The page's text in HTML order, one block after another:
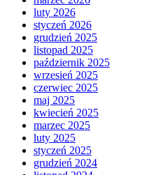
luty 2026
styczeń 2026
grudzień 2025
listopad 2025
październik 2025
wrzesień 2025
czerwiec 2025
maj 2025
kwiecień 2025
marzec 2025
luty 2025
styczeń 2025
grudzień 2024